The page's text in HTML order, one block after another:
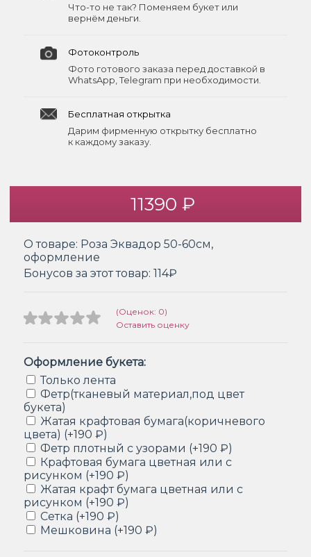
Что-то не так? Поменяем букет или
вернём деньги.
Фотоконтроль
Фото готового заказа перед доставкой в
WhatsApp, Telegram при необходимости.
Бесплатная открытка
Дарим фирменную открытку бесплатно
к каждому заказу.
11390 ₽
О товаре: Роза Эквадор 50-60см,
оформление
Бонусов за этот товар: 114₽
(Оценок: 0)
Оставить оценку
Оформление букета:
Только лента
Фетр(тканевый материал,под цвет
букета)
Жатая крафтовая бумага(коричневого
цвета) (+190 ₽)
Фетр плотный с узорами (+190 ₽)
Крафтовая бумага цветная или с
рисунком (+190 ₽)
Жатая крафт бумага цветная или с
рисунком (+190 ₽)
Сетка (+190 ₽)
Мешковина (+190 ₽)